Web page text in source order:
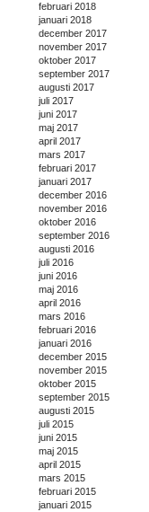
februari 2018
januari 2018
december 2017
november 2017
oktober 2017
september 2017
augusti 2017
juli 2017
juni 2017
maj 2017
april 2017
mars 2017
februari 2017
januari 2017
december 2016
november 2016
oktober 2016
september 2016
augusti 2016
juli 2016
juni 2016
maj 2016
april 2016
mars 2016
februari 2016
januari 2016
december 2015
november 2015
oktober 2015
september 2015
augusti 2015
juli 2015
juni 2015
maj 2015
april 2015
mars 2015
februari 2015
januari 2015